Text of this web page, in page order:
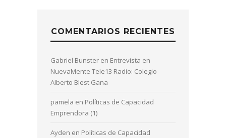
COMENTARIOS RECIENTES
Gabriel Bunster en Entrevista en
NuevaMente Tele13 Radio: Colegio
Alberto Blest Gana
pamela en Políticas de Capacidad
Emprendora (1)
Ayden en Políticas de Capacidad